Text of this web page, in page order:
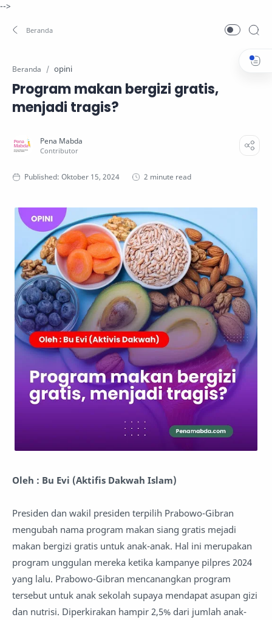
-->
Beranda opini
Program makan bergizi gratis,
menjadi tragis?
2 minute read
Oleh : Bu Evi (Aktifis Dakwah Islam)
Presiden dan wakil presiden terpilih Prabowo-Gibran
mengubah nama program makan siang gratis mejadi
makan bergizi gratis untuk anak-anak. Hal ini merupakan
program unggulan mereka ketika kampanye pilpres 2024
yang lalu. Prabowo-Gibran mencanangkan program
tersebut untuk anak sekolah supaya mendapat asupan gizi
dan nutrisi. Diperkirakan hampir 2,5% dari jumlah anak-